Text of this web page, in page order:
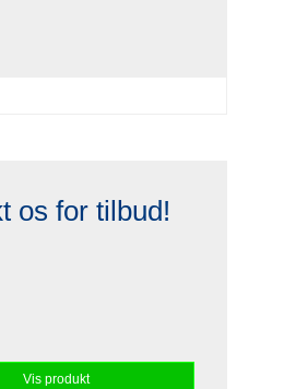
os for tilbud!
Vis produkt